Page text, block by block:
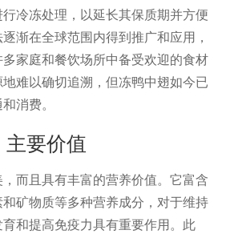
冷冻处理，以延长其保质期并方便
渐在全球范围内得到推广和应用，
家庭和餐饮场所中备受欢迎的食材
难以确切追溯，但冻鸭中翅如今已
消费。
主要价值
而且具有丰富的营养价值。它富含
矿物质等多种营养成分，对于维持
和提高免疫力具有重要作用。此